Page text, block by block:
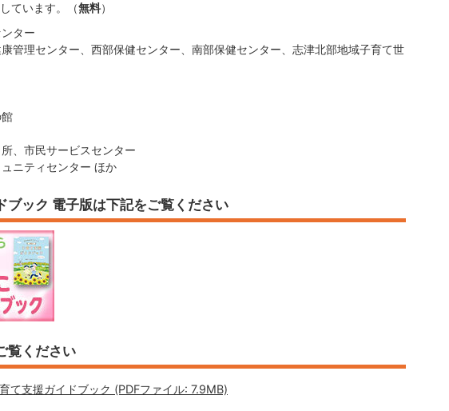
ています。（無料）
ター
管理センター、西部保健センター、南部保健センター、志津北部地域子育て世
、市民サービスセンター
ニティセンター ほか
ブック 電子版は下記をご覧ください
覧ください
て支援ガイドブック (PDFファイル: 7.9MB)